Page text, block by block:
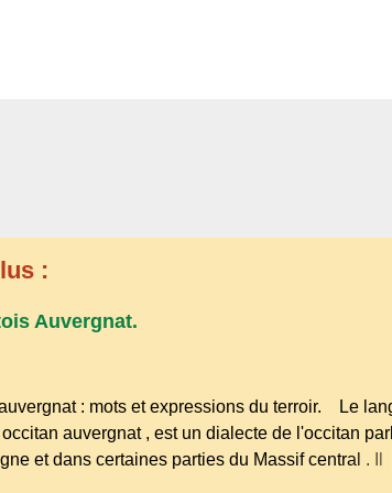
:
Auvergnat.
: mots et expressions du terroir. Le
auvergnat , est un dialecte de l'occitan
et dans certaines parties du Massif central . Il